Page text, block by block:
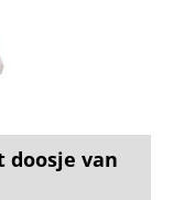
doosje van